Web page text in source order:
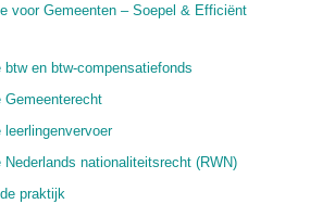
Cedeo-erkende aanbieders
en auditing
opleiden en andere HR-diensten
voor Gemeenten – Soepel & Efficiënt
en btw-compensatiefonds
nationaliteitsrecht (RWN)
praktijk